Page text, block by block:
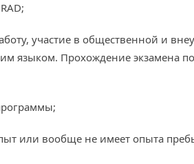
участие в общественной и
Прохождение экзамена по
или вообще не имеет опыта